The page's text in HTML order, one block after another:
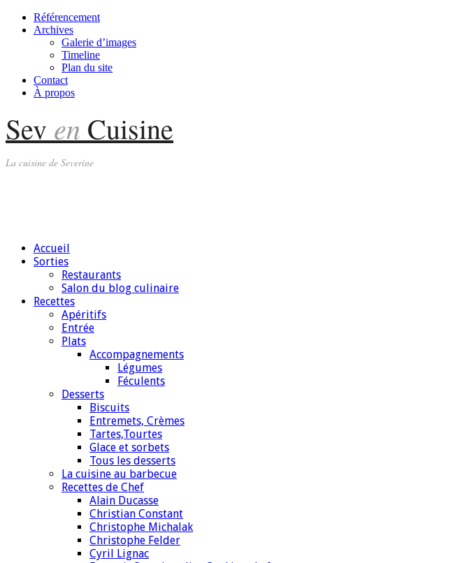
Référencement
Archives
Galerie d’images
Timeline
Plan du site
Contact
À propos
Sev en Cuisine
La cuisine de Severine
Accueil
Sorties
Restaurants
Salon du blog culinaire
Recettes
Apéritifs
Entrée
Plats
Accompagnements
Légumes
Féculents
Desserts
Biscuits
Entremets, Crèmes
Tartes,Tourtes
Glace et sorbets
Tous les desserts
La cuisine au barbecue
Recettes de Chef
Alain Ducasse
Christian Constant
Christophe Michalak
Christophe Felder
Cyril Lignac